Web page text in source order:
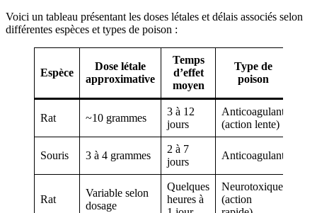
Voici un tableau présentant les doses létales et délais associés selon
différentes espèces et types de poison :
Espèce
Dose létale
approximative
Temps
d’effet
moyen
Type de
poison
Rat ~10 grammes
3 à 12
jours
Anticoagulant
(action lente)
Souris 3 à 4 grammes
2 à 7
jours
Anticoagulant
Rat
Variable selon
dosage
Quelques
heures à
Neurotoxique
(action